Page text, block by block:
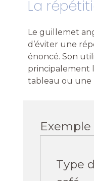
La
Le guillemet
d’éviter une
énoncé. Son
principalement
tableau ou une
Exemple
Type